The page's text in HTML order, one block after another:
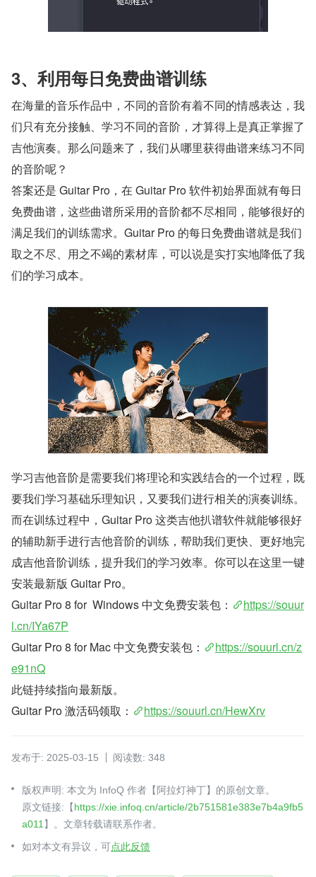
3、利用每日免费曲谱训练
在海量的音乐作品中，不同的音阶有着不同的情感表达，我
们只有充分接触、学习不同的音阶，才算得上是真正掌握了
吉他演奏。那么问题来了，我们从哪里获得曲谱来练习不同
的音阶呢？
答案还是 Guitar Pro，在 Guitar Pro 软件初始界面就有每日
免费曲谱，这些曲谱所采用的音阶都不尽相同，能够很好的
满足我们的训练需求。Guitar Pro 的每日免费曲谱就是我们
取之不尽、用之不竭的素材库，可以说是实打实地降低了我
们的学习成本。
学习吉他音阶是需要我们将理论和实践结合的一个过程，既
要我们学习基础乐理知识，又要我们进行相关的演奏训练。
而在训练过程中，Guitar Pro 这类吉他扒谱软件就能够很好
的辅助新手进行吉他音阶的训练，帮助我们更快、更好地完
成吉他音阶训练，提升我们的学习效率。你可以在这里一键
安装最新版 Guitar Pro。
Guitar Pro 8 for  Windows 中文免费安装包：
https://souur
l.cn/IYa67P
Guitar Pro 8 for Mac 中文免费安装包：
https://souurl.cn/z
e91nQ
此链持续指向最新版。
Guitar Pro 激活码领取：
https://souurl.cn/HewXrv
发布于: 2025-03-15 阅读数: 348
版权声明: 本文为 InfoQ 作者【阿拉灯神丁】的原创文章。
原文链接:【https://xie.infoq.cn/article/2b751581e383e7b4a9fb5
a011 】。文章转载请联系作者。
如对本文有异议，可点此反馈